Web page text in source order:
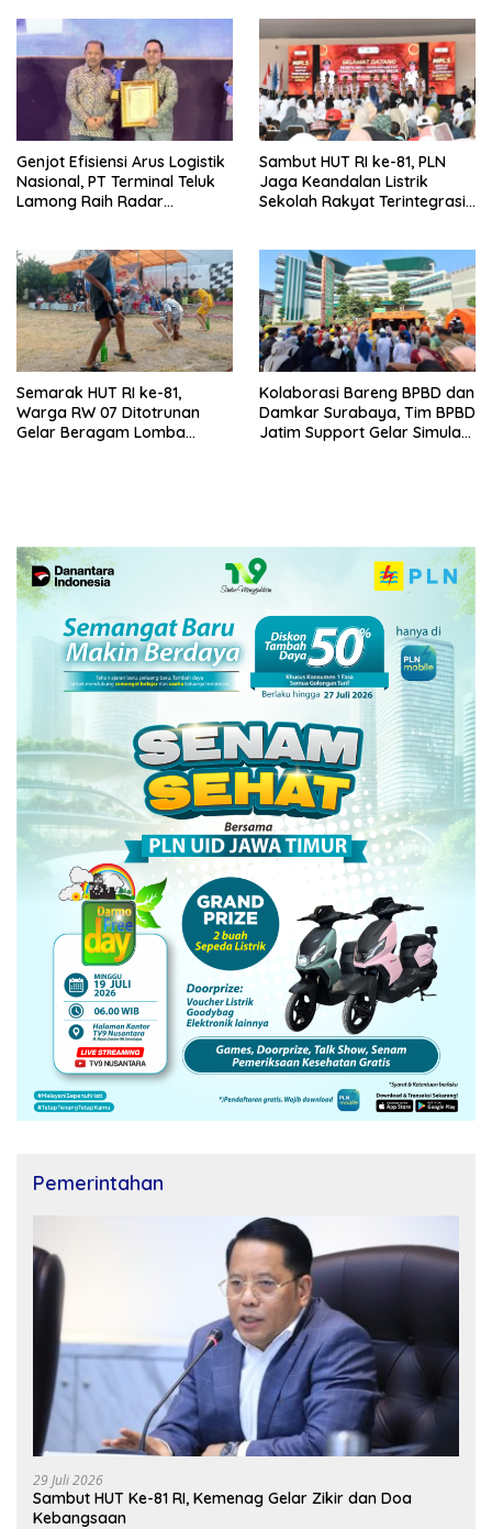
Genjot Efisiensi Arus Logistik
Nasional, PT Terminal Teluk
Lamong Raih Radar
Sambut HUT RI ke-81, PLN
Jaga Keandalan Listrik
Sekolah Rakyat Terintegrasi 1
Semarak HUT RI ke-81,
Warga RW 07 Ditotrunan
Gelar Beragam Lomba
Kolaborasi Bareng BPBD dan
Damkar Surabaya, Tim BPBD
Jatim Support Gelar Simulasi
Pemerintahan
29 Juli 2026
Sambut HUT Ke-81 RI, Kemenag Gelar Zikir dan Doa
Kebangsaan